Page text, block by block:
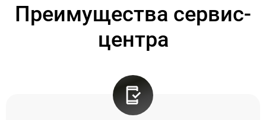
Преимущества сервис-
центра